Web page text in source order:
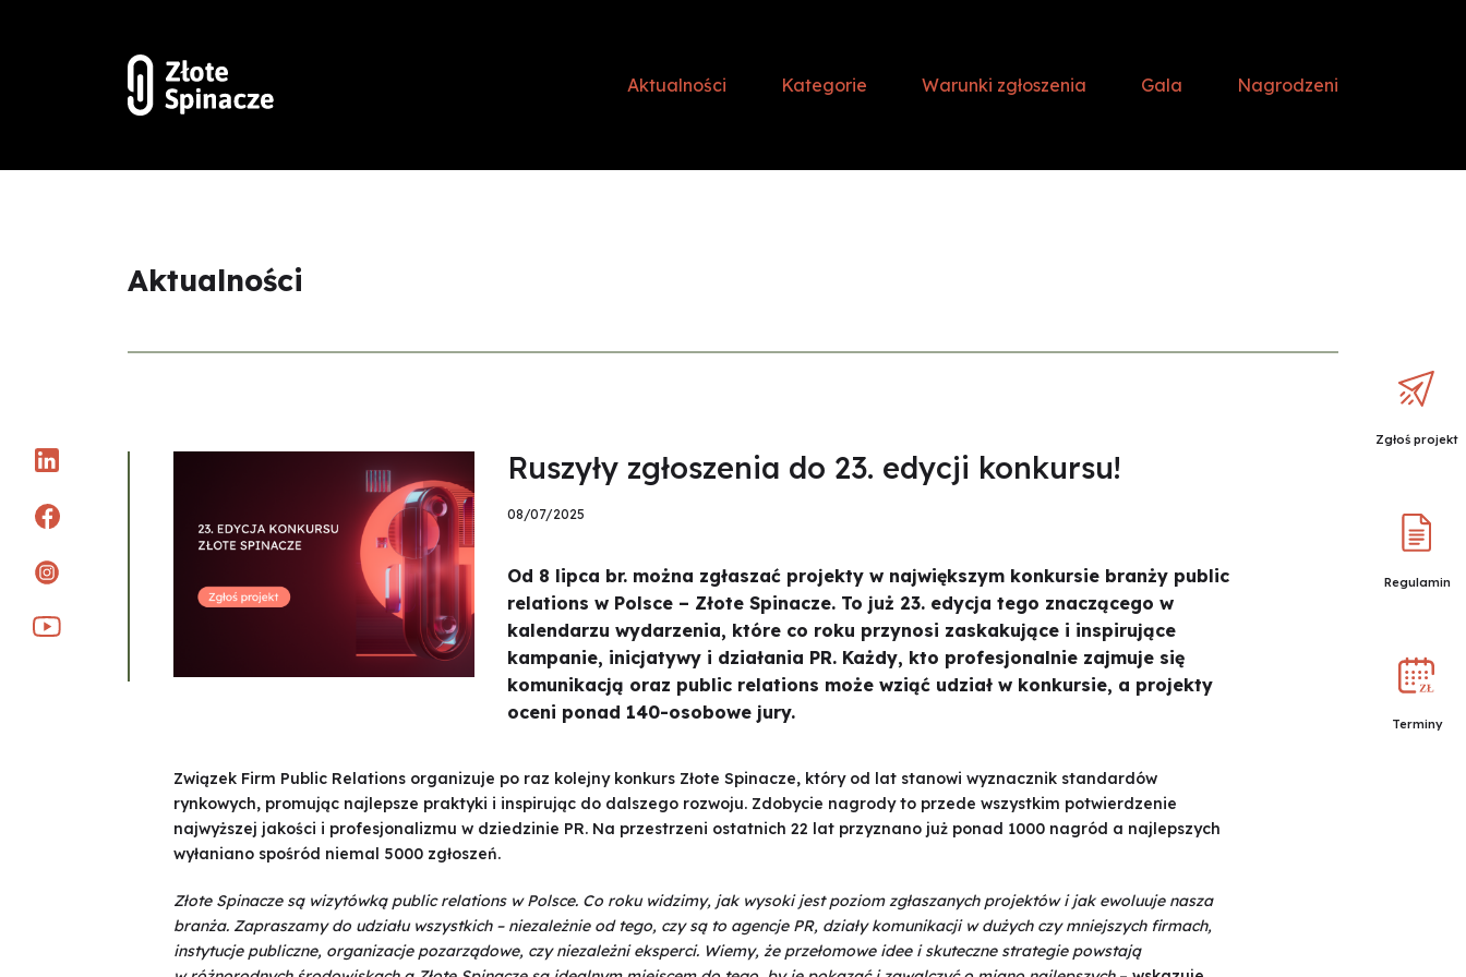
Aktualności Kategorie Warunki zgłoszenia Gala Nagrodzeni
Zgłoś projekt
Regulamin
Terminy
Aktualności
Ruszyły zgłoszenia do 23. edycji konkursu!
08/07/2025
Od 8 lipca br. można zgłaszać projekty w największym konkursie branży public
relations w Polsce – Złote Spinacze. To już 23. edycja tego znaczącego w
kalendarzu wydarzenia, które co roku przynosi zaskakujące i inspirujące
kampanie, inicjatywy i działania PR. Każdy, kto profesjonalnie zajmuje się
komunikacją oraz public relations może wziąć udział w konkursie, a projekty
oceni ponad 140-osobowe jury.
Związek Firm Public Relations organizuje po raz kolejny konkurs Złote Spinacze, który od lat stanowi wyznacznik standardów
rynkowych, promując najlepsze praktyki i inspirując do dalszego rozwoju. Zdobycie nagrody to przede wszystkim potwierdzenie
najwyższej jakości i profesjonalizmu w dziedzinie PR. Na przestrzeni ostatnich 22 lat przyznano już ponad 1000 nagród a najlepszych
wyłaniano spośród niemal 5000 zgłoszeń.
Złote Spinacze są wizytówką public relations w Polsce. Co roku widzimy, jak wysoki jest poziom zgłaszanych projektów i jak ewoluuje nasza
branża. Zapraszamy do udziału wszystkich – niezależnie od tego, czy są to agencje PR, działy komunikacji w dużych czy mniejszych firmach,
instytucje publiczne, organizacje pozarządowe, czy niezależni eksperci. Wiemy, że przełomowe idee i skuteczne strategie powstają